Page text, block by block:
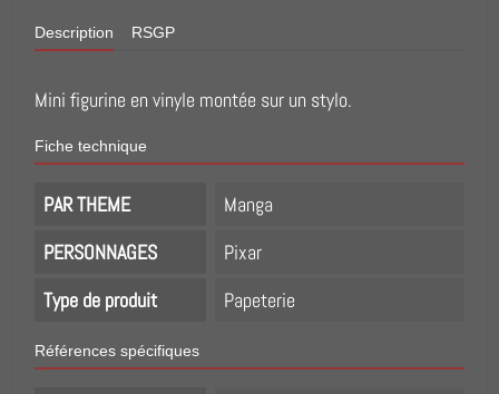
Description RSGP
Mini figurine en vinyle montée sur un stylo.
Fiche technique
PAR THEME
Manga
PERSONNAGES
Pixar
Type de produit
Papeterie
Références spécifiques